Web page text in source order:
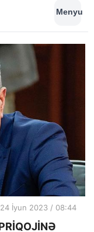
Menyu
24 İyun 2023 / 08:44